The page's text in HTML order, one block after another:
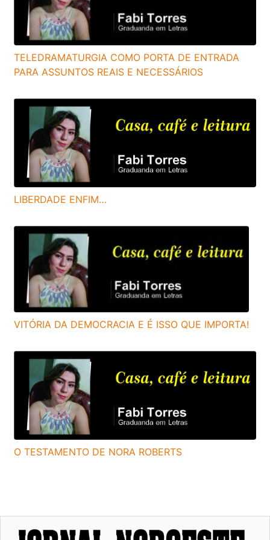
TELEDRAMATURGIA COMO PORTA DE ENTRADA
PARA ASSUNTOS REAIS E NECESSÁRIOS
LIBERDADE ENFIM…
VITÓRIA DA DEMOCRACIA E É ISSO QUE IMPORTA!
O TESTAMENTO DE NORA ROBERTS